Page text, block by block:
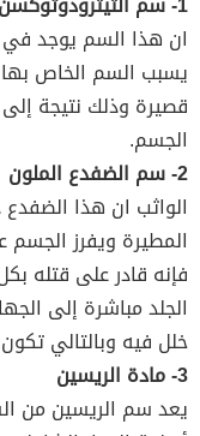
ان هذا السم يوجد
يسبب السم الخاص
قصيرة وذلك نتيجة إلى
الجسم.
2- سم الضفدع الملون
الواثب ان هذا
المطيرة ويفرز
فإنه قادر على قتله
الجلد مباشرة إلى
خلل فيه وبالتالي
3- مادة الريسين
يعد سم الريسين من